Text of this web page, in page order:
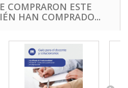
COMPRARON ESTE
HAN COMPRADO...